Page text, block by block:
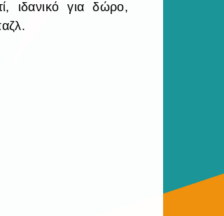
ιδανικό για δώρο,